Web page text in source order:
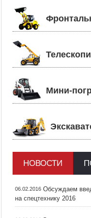
Мини-
НОВОСТИ
06.02.2016 Обсуждаем
на спецтехнику 2016